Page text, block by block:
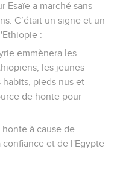
de l'Eternel, le maître
l'ai annoncé.
Séir : « Sentinelle,
quelle nouvelle de la
mais aussi la nuit.
posez-les !